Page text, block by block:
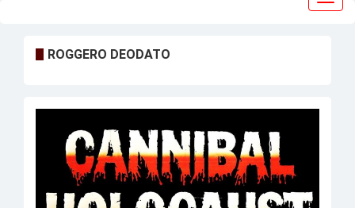
ROGGERO DEODATO